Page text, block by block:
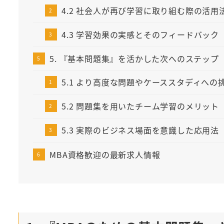
4.2 社会人が再び学習に取り組む際の活用
4.3 学習効果の実感とそのフィードバック
5. 『基本問題集』を活かした次へのステップ
5.1 より高度な問題やケーススタディへの
5.2 問題集を用いたチーム学習のメリット
5.3 実際のビジネス場面を意識した応用法
MBA資格歓迎の最新求人情報